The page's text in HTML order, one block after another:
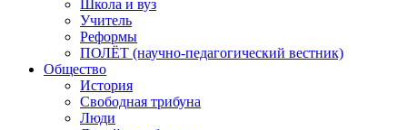
Школа и вуз
Учитель
Реформы
ПОЛЁТ (научно-педагогический вестник)
Общество
История
Свободная трибуна
Люди